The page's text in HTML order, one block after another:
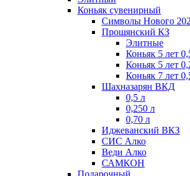
Коньяк сувенирный
Символы Нового
Прошянский КЗ
Элитные
Коньяк 5 лет
Коньяк 5 лет
Коньяк 7 лет
Шахназарян ВКД
0,5 л
0,250 л
0,70 л
Иджеванский ВКЗ
СИС Алко
Веди Алко
САМКОН
Подарочный